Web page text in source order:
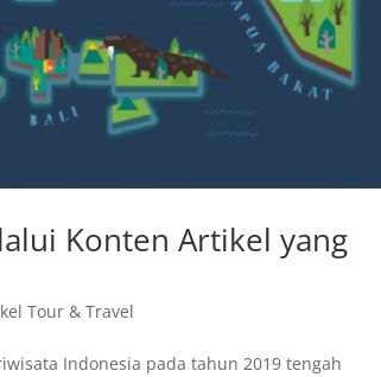
Konten Artikel yang
Tour & Travel
Indonesia pada tahun 2019 tengah